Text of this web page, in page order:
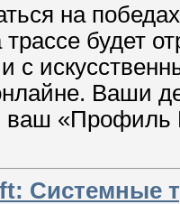
на
будет
с
Ваши
ваш
Системные